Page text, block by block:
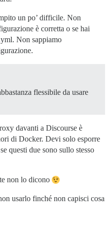
un po’ difficile. Non
è corretta o se hai
Non sappiamo
flessibile da usare
davanti a Discourse è
di Docker. Devi solo esporre
questi due sono sullo stesso
non lo dicono
usarlo finché non capisci cosa